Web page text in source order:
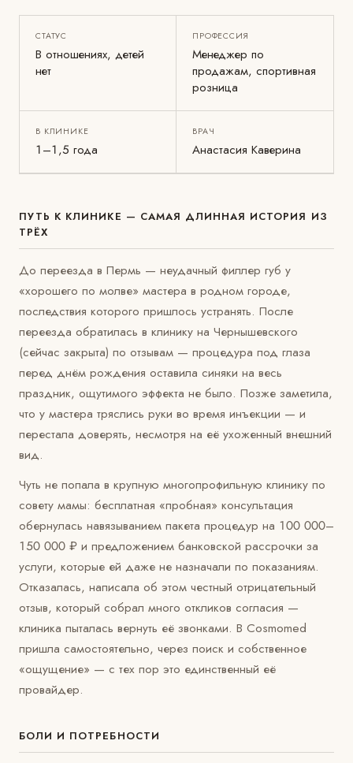
СТАТУС
В отношениях, детей
нет
ПРОФЕССИЯ
Менеджер по
продажам, спортивная
розница
В КЛИНИКЕ
1–1,5 года
ВРАЧ
Анастасия Каверина
ПУТЬ К КЛИНИКЕ — САМАЯ ДЛИННАЯ ИСТОРИЯ ИЗ
ТРЁХ
До переезда в Пермь — неудачный филлер губ у
«хорошего по молве» мастера в родном городе,
последствия которого пришлось устранять. После
переезда обратилась в клинику на Чернышевского
(сейчас закрыта) по отзывам — процедура под глаза
перед днём рождения оставила синяки на весь
праздник, ощутимого эффекта не было. Позже заметила,
что у мастера тряслись руки во время инъекции — и
перестала доверять, несмотря на её ухоженный внешний
вид.
Чуть не попала в крупную многопрофильную клинику по
совету мамы: бесплатная «пробная» консультация
обернулась навязыванием пакета процедур на 100 000–
150 000 ₽ и предложением банковской рассрочки за
услуги, которые ей даже не назначали по показаниям.
Отказалась, написала об этом честный отрицательный
отзыв, который собрал много откликов согласия —
клиника пыталась вернуть её звонками. В Cosmomed
пришла самостоятельно, через поиск и собственное
«ощущение» — с тех пор это единственный её
провайдер.
БОЛИ И ПОТРЕБНОСТИ